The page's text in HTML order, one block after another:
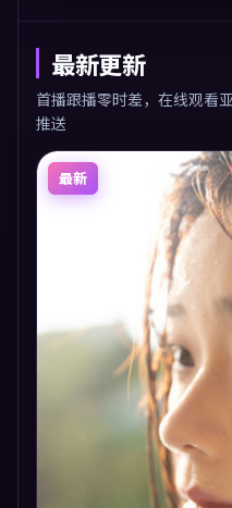
最新更新
首播跟播零时差，在线观看
推送
最新